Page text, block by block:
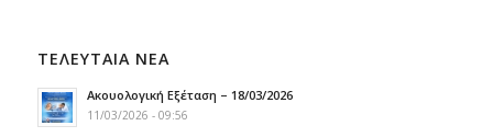
ΤΕΛΕΥΤΑΙΑ ΝΕΑ
Ακουολογική Εξέταση – 18/03/2026
11/03/2026 - 09:56